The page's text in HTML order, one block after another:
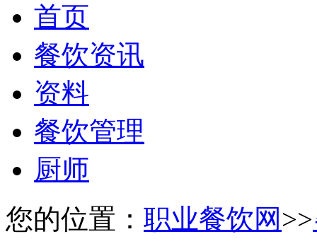
首页
餐饮资讯
资料
餐饮管理
厨师
您的位置： 职业餐饮网 >>